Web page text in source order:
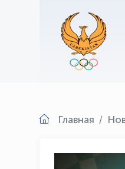
Главная